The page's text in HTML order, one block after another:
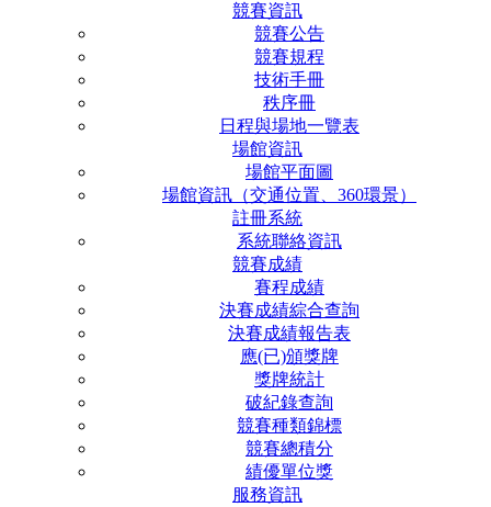
競賽資訊
競賽公告
競賽規程
技術手冊
秩序冊
日程與場地一覽表
場館資訊
場館平面圖
場館資訊（交通位置、360環景）
註冊系統
系統聯絡資訊
競賽成績
賽程成績
決賽成績綜合查詢
決賽成績報告表
應(已)頒獎牌
獎牌統計
破紀錄查詢
競賽種類錦標
競賽總積分
績優單位獎
服務資訊